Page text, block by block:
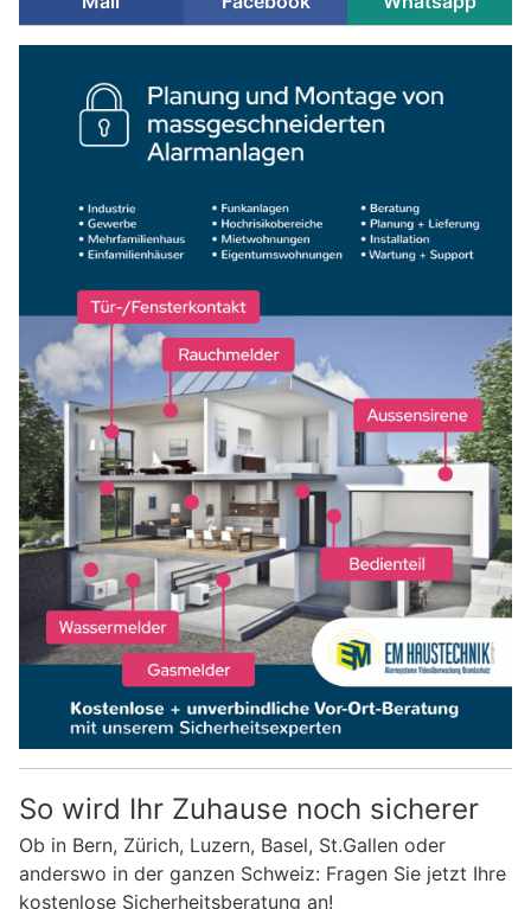
So wird Ihr Zuhause noch sicherer
Ob in Bern, Zürich, Luzern, Basel, St.Gallen oder
anderswo in der ganzen Schweiz: Fragen Sie jetzt Ihre
kostenlose Sicherheitsberatung an!